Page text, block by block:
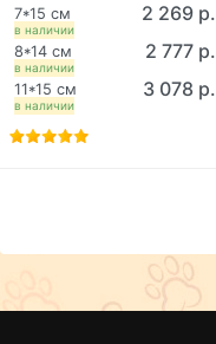
в наличии
7*15 см 2 269 р.
в наличии
8*14 см 2 777 р.
в наличии
11*15 см 3 078 р.